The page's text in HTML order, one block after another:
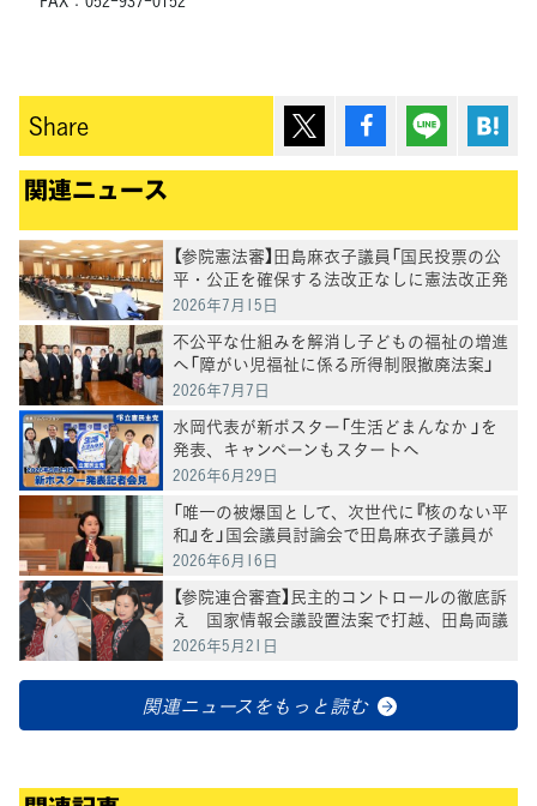
Share ポスト シェア Lineで送
関連ニュース
【参院憲法審】田島麻衣子議員「国民投票の公
平・公正を確保する法改正なしに憲法改正発
議はできない」と意見表明
2026年7月15日
不公平な仕組みを解消し子どもの福祉の増進
へ「障がい児福祉に係る所得制限撤廃法案」
を提出
2026年7月7日
水岡代表が新ポスター「生活どまんなか 」を
発表、キャンペーンもスタートへ
2026年6月29日
「唯一の被爆国として、次世代に『核のない平
和』を」国会議員討論会で田島麻衣子議員が
発言
2026年6月16日
【参院連合審査】民主的コントロールの徹底訴
え 国家情報会議設置法案で打越、田島両議
員が質問
2026年5月21日
関連ニュースをもっと読む